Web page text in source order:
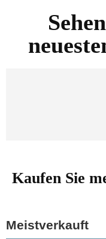
Kaufen Sie
Meistverkauft